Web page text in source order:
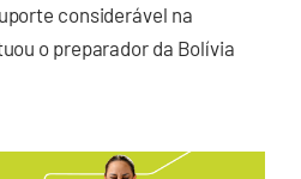
considerável na
o preparador da Bolívia